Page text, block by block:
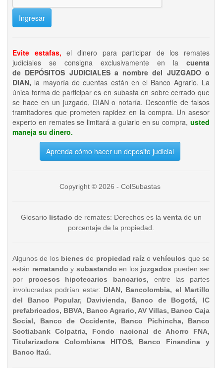
Ingresar
Evite estafas, el dinero para participar de los remates
judiciales se consigna exclusivamente en la cuenta
de DEPÓSITOS JUDICIALES a nombre del JUZGADO o
DIAN, la mayoría de cuentas están en el Banco Agrario. La
única forma de participar es en subasta en sobre cerrado que
se hace en un juzgado, DIAN o notaría. Desconfíe de falsos
tramitadores que prometen rapidez en la compra. Un asesor
experto en remates se limitará a guiarlo en su compra, usted
maneja su dinero.
Aprenda cómo hacer un deposito judicial
Copyright © 2026 - ColSubastas
Glosario listado de remates: Derechos es la ventade un
porcentaje de la propiedad.
Algunos de los bienesde propiedad raízo vehículos que se
están rematando y subastando en los juzgados pueden ser
por procesos hipotecarios bancarios, entre las partes
involucradas podrían estar: DIAN, Bancolombia, el Martillo
del Banco Popular, Davivienda, Banco de Bogotá, IC
prefabricados, BBVA, Banco Agrario, AV Villas, Banco Caja
Social, Banco de Occidente, Banco Pichincha, Banco
Scotiabank Colpatria, Fondo nacional de Ahorro FNA,
Titularizadora Colombiana HITOS, Banco Finandina y
Banco Itaú.